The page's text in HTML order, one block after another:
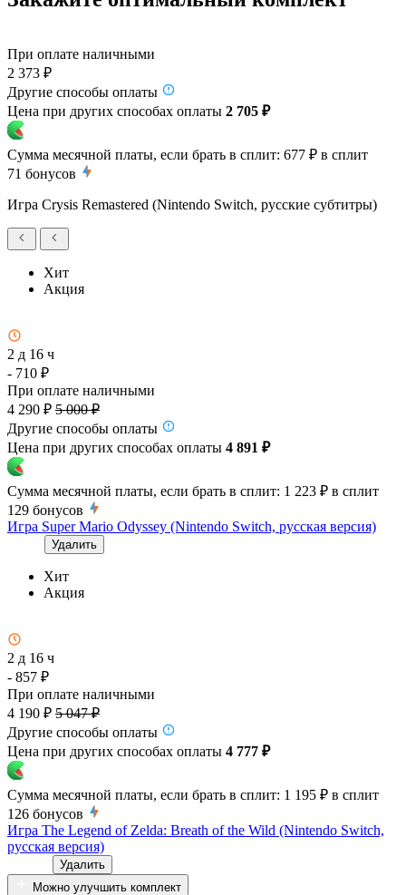
При оплате наличными
2 373 ₽
Другие способы оплаты
Цена при других способах оплаты 2 705 ₽
Сумма месячной платы, если брать в сплит: 677 ₽ в сплит
71 бонусов
Игра Crysis Remastered (Nintendo Switch, русские субтитры)
Хит
Акция
2 д 16 ч
- 710 ₽
При оплате наличными
4 290 ₽ 5 000 ₽
Другие способы оплаты
Цена при других способах оплаты 4 891 ₽
Сумма месячной платы, если брать в сплит: 1 223 ₽ в сплит
129 бонусов
Игра Super Mario Odyssey (Nintendo Switch, русская версия)
Удалить
Хит
Акция
2 д 16 ч
- 857 ₽
При оплате наличными
4 190 ₽ 5 047 ₽
Другие способы оплаты
Цена при других способах оплаты 4 777 ₽
Сумма месячной платы, если брать в сплит: 1 195 ₽ в сплит
126 бонусов
Игра The Legend of Zelda: Breath of the Wild (Nintendo Switch,
русская версия)
Удалить
Можно улучшить комплект